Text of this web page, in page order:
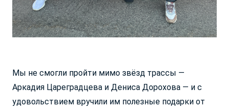
Мы не смогли пройти мимо звёзд трассы —
Аркадия Цареградцева и Дениса Дорохова — и с
удовольствием вручили им полезные подарки от